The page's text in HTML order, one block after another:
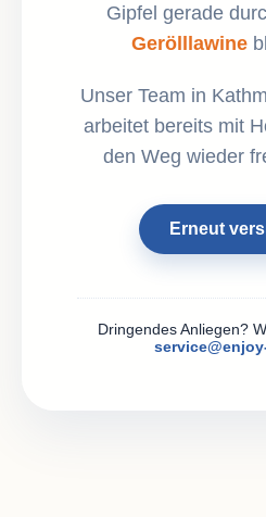
Gipfel gerade
Gerölllawine
Unser Team in
arbeitet bereits mit
den Weg wieder
Erneut
Dringendes Anliegen?